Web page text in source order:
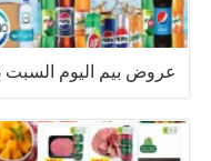
عروض بيم اليوم السبت 8 – 31 اغسطس 2026